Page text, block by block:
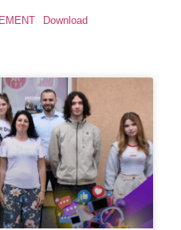
Download